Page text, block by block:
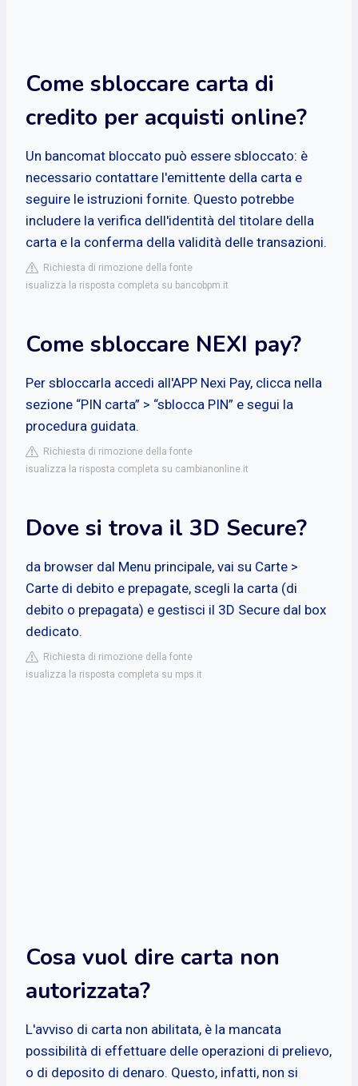
Come sbloccare carta di
credito per acquisti online?
Un bancomat bloccato può essere sbloccato: è
necessario contattare l'emittente della carta e
seguire le istruzioni fornite. Questo potrebbe
includere la verifica dell'identità del titolare della
carta e la conferma della validità delle transazioni.
Richiesta di rimozione della fonte
isualizza la risposta completa su bancobpm.it
Come sbloccare NEXI pay?
Per sbloccarla accedi all'APP Nexi Pay, clicca nella
sezione “PIN carta” > “sblocca PIN” e segui la
procedura guidata.
Richiesta di rimozione della fonte
isualizza la risposta completa su cambianonline.it
Dove si trova il 3D Secure?
da browser dal Menu principale, vai su Carte >
Carte di debito e prepagate, scegli la carta (di
debito o prepagata) e gestisci il 3D Secure dal box
dedicato.
Richiesta di rimozione della fonte
isualizza la risposta completa su mps.it
Cosa vuol dire carta non
autorizzata?
L'avviso di carta non abilitata, è la mancata
possibilità di effettuare delle operazioni di prelievo,
o di deposito di denaro. Questo, infatti, non si